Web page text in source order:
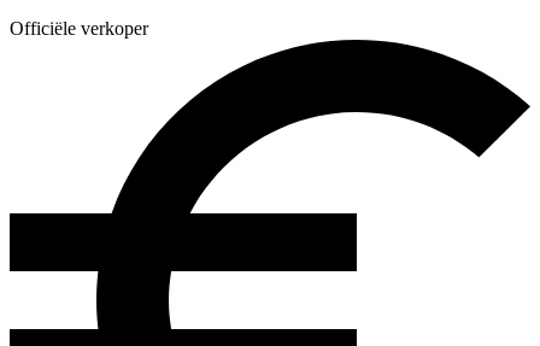
Officiële verkoper